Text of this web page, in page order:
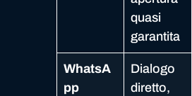
quasi
garantita
WhatsA
pp
Dialogo
diretto,